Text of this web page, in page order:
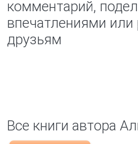
комментарий,
впечатлениями или
друзьям
Все книги автора